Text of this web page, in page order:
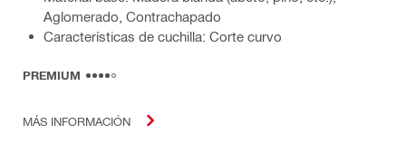
Aglomerado, Contrachapado
Características de cuchilla: Corte curvo
PREMIUM
MÁS INFORMACIÓN